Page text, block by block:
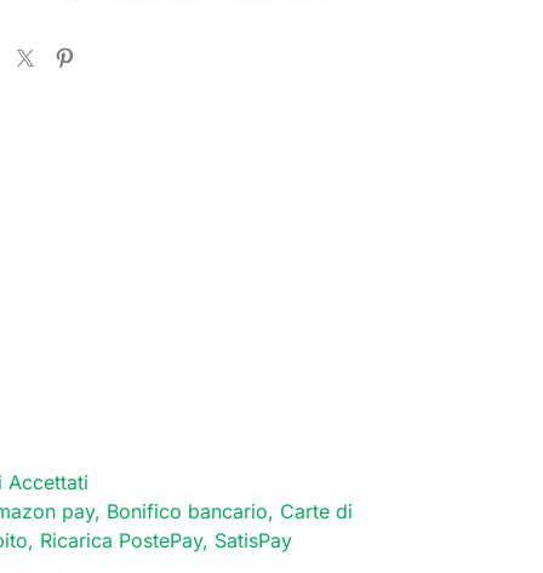
Accettati
pay, Bonifico bancario, Carte di
Ricarica PostePay, SatisPay